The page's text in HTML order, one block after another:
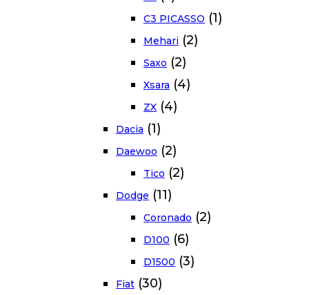
C3 PICASSO (1)
Mehari (2)
Saxo (2)
Xsara (4)
ZX (4)
Dacia (1)
Daewoo (2)
Tico (2)
Dodge (11)
Coronado (2)
D100 (6)
D1500 (3)
Fiat (30)